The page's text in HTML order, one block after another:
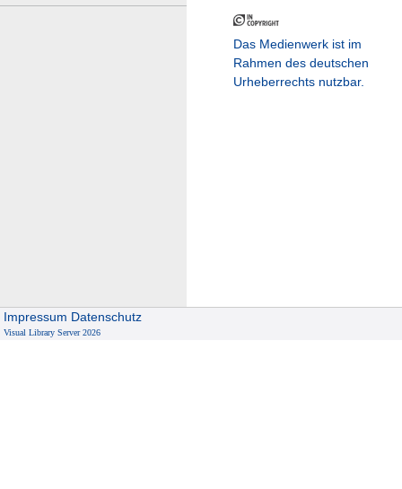
Das Medienwerk ist im
Rahmen des deutschen
Urheberrechts nutzbar.
Impressum Datenschutz
Visual Library Server 2026